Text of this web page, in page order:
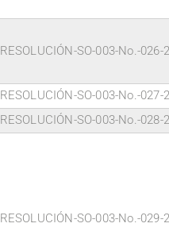
RESOLUCIÓN-SO-003-No.-026-
RESOLUCIÓN-SO-003-No.-027-
RESOLUCIÓN-SO-003-No.-028-
RESOLUCIÓN-SO-003-No.-029-